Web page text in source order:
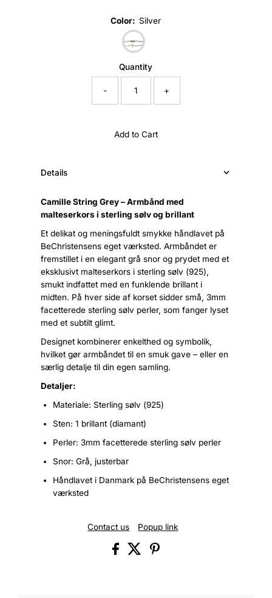
Color: Silver
Quantity
- +
Add to Cart
Details
Camille String Grey – Armbånd med
malteserkors i sterling sølv og brillant
Et delikat og meningsfuldt smykke håndlavet på
BeChristensens eget værksted. Armbåndet er
fremstillet i en elegant grå snor og prydet med et
eksklusivt malteserkors i sterling sølv (925),
smukt indfattet med en funklende brillant i
midten. På hver side af korset sidder små, 3mm
facetterede sterling sølv perler, som fanger lyset
med et subtilt glimt.
Designet kombinerer enkelthed og symbolik,
hvilket gør armbåndet til en smuk gave – eller en
særlig detalje til din egen samling.
Detaljer:
Materiale: Sterling sølv (925)
Sten: 1 brillant (diamant)
Perler: 3mm facetterede sterling sølv perler
Snor: Grå, justerbar
Håndlavet i Danmark på BeChristensens eget
værksted
Contact us Popup link